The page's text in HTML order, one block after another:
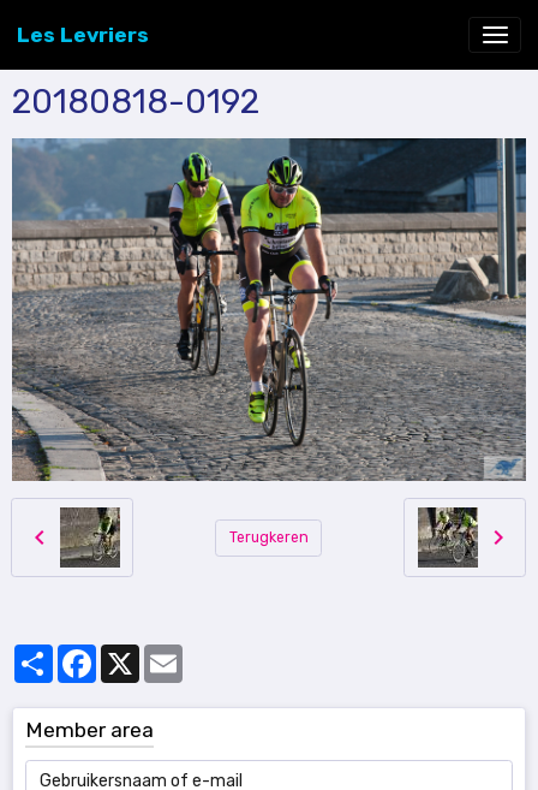
Les Levriers
20180818-0192
Terugkeren
PartagerFacebook
Member area